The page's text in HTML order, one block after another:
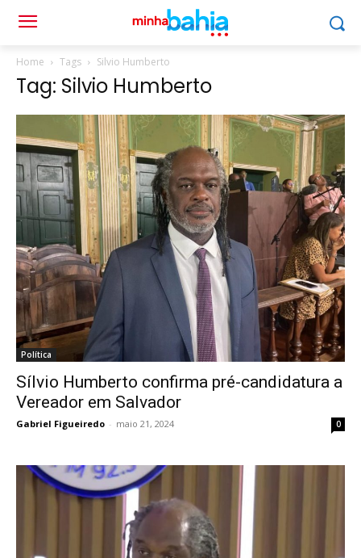
Home Tags Silvio Humberto
Tag: Silvio Humberto
Política
Sílvio Humberto confirma pré-candidatura a
Vereador em Salvador
Gabriel Figueiredo - maio 21, 2024 0